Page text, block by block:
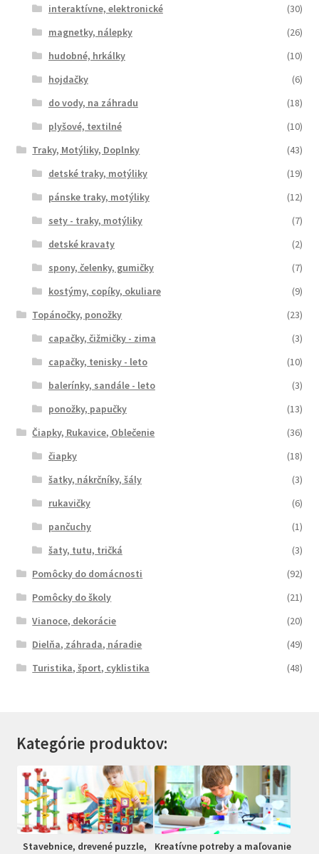
interaktívne, elektronické
(30)
magnetky, nálepky
(26)
hudobné, hrkálky
(10)
hojdačky
(6)
do vody, na záhradu
(18)
plyšové, textilné
(10)
Traky, Motýliky, Doplnky
(43)
detské traky, motýliky
(19)
pánske traky, motýliky
(12)
sety - traky, motýliky
(7)
detské kravaty
(2)
spony, čelenky, gumičky
(7)
kostýmy, copíky, okuliare
(9)
Topánočky, ponožky
(23)
capačky, čižmičky - zima
(3)
capačky, tenisky - leto
(10)
balerínky, sandále - leto
(3)
ponožky, papučky
(13)
Čiapky, Rukavice, Oblečenie
(36)
čiapky
(18)
šatky, nákrčníky, šály
(3)
rukavičky
(6)
pančuchy
(1)
šaty, tutu, tričká
(3)
Pomôcky do domácnosti
(92)
Pomôcky do školy
(21)
Vianoce, dekorácie
(20)
Dielňa, záhrada, náradie
(49)
Turistika, šport, cyklistika
(48)
Kategórie produktov:
Stavebnice, drevené puzzle,
Kreatívne potreby a maľovanie